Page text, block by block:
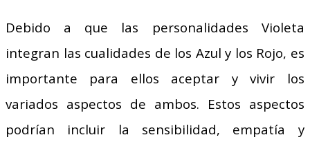
Debido a que las personalidades Violeta
integran las cualidades de los Azul y los Rojo, es
importante para ellos aceptar y vivir los
variados aspectos de ambos. Estos aspectos
podrían incluir la sensibilidad, empatía y